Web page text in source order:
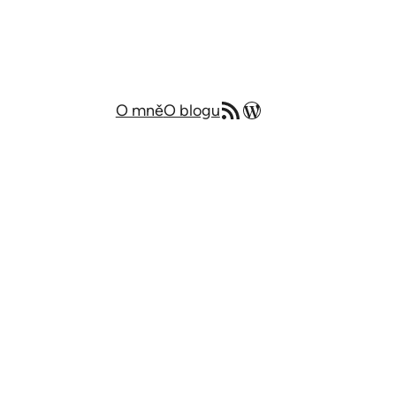
O mněO bloguRSS zdrojMůj blog v angličtině